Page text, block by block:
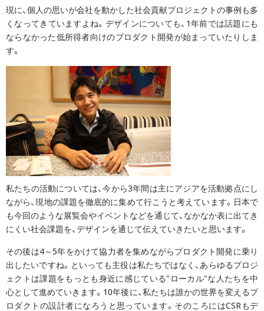
現に、個人の思いが会社を動かした社会貢献プロジェクトの事例も多
くなってきていますよね。デザインについても、1年前では話題にも
ならなかった低所得者向けのプロダクト開発が始まっていたりしま
す。
私たちの活動については、今から3年間は主にアジアを活動拠点にし
ながら、現地の課題を徹底的に集めて行こうと考えています。日本で
も今回のような展覧会やイベントなどを通じて、なかなか表に出てき
にくい社会課題を、デザインを通じて伝えていきたいと思います。
その後は4～5年をかけて協力者を集めながらプロダクト開発に乗り
出したいですね。といっても主役は私たちではなく、あらゆるプロジ
ェクトは課題をもっとも身近に感じている"ローカル"な人たちを中
心として進めていきます。10年後に、私たちは誰かの世界を変えるプ
ロダクトの設計者になろうと思っています。そのころにはCSRもデ